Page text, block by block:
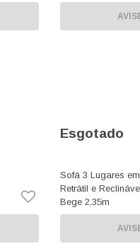
Esgotado
Sofá 3 Lugares
Retrátil e
Bege 2,35m